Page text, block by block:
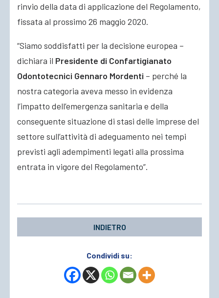
rinvio della data di applicazione del Regolamento,
fissata al prossimo 26 maggio 2020.
“Siamo soddisfatti per la decisione europea –
dichiara il Presidente di Confartigianato
Odontotecnici Gennaro Mordenti – perché la
nostra categoria aveva messo in evidenza
l’impatto dell’emergenza sanitaria e della
conseguente situazione di stasi delle imprese del
settore sull’attività di adeguamento nei tempi
previsti agli adempimenti legati alla prossima
entrata in vigore del Regolamento”.
INDIETRO
Condividi su: